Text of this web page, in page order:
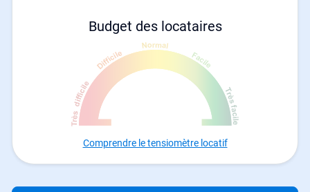
Budget des locataires
Comprendre le tensiomètre locatif